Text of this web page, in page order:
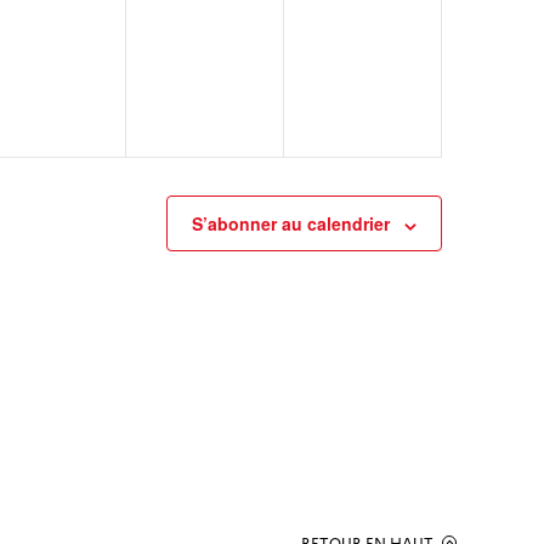
S’abonner au calendrier